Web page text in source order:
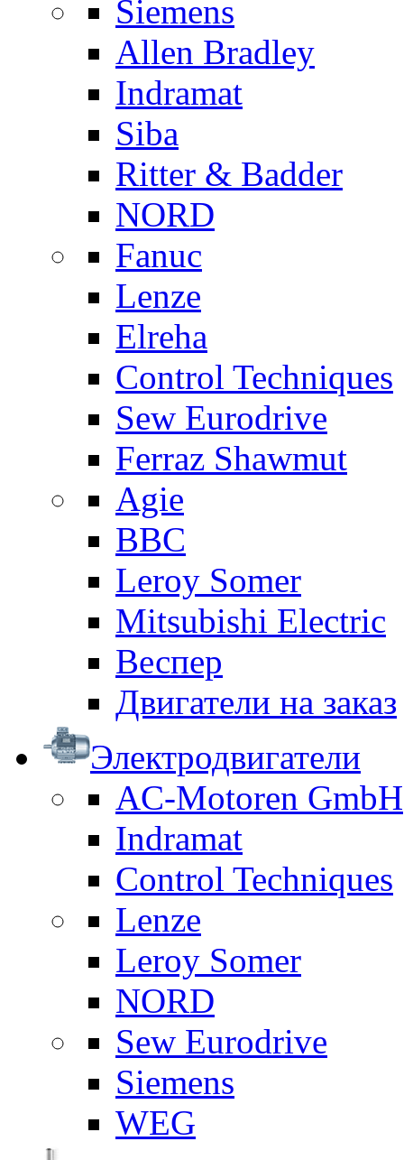
Siemens
Allen Bradley
Indramat
Siba
Ritter & Badder
NORD
Fanuc
Lenze
Elreha
Control Techniques
Sew Eurodrive
Ferraz Shawmut
Agie
BBC
Leroy Somer
Mitsubishi Electric
Веспер
Двигатели на заказ
Электродвигатели
AC-Motoren GmbH
Indramat
Control Techniques
Lenze
Leroy Somer
NORD
Sew Eurodrive
Siemens
WEG